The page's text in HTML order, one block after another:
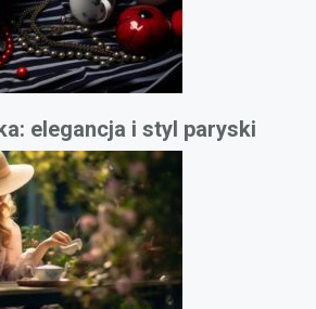
elegancja i styl paryski